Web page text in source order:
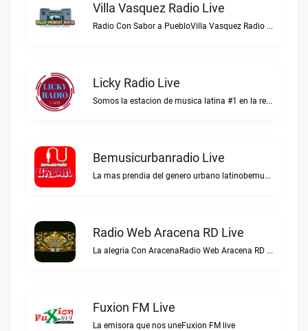
Villa Vasquez Radio Live
Radio Con Sabor a PuebloVilla Vasquez Radio live
Licky Radio Live
Somos la estacion de musica latina #1 en la red.Licky Radio live
Bemusicurbanradio Live
La mas prendia del genero urbano latinobemusicurbanradio live
Radio Web Aracena RD Live
La alegria Con AracenaRadio Web Aracena RD live
Fuxion FM Live
La emisora que nos uneFuxion FM live